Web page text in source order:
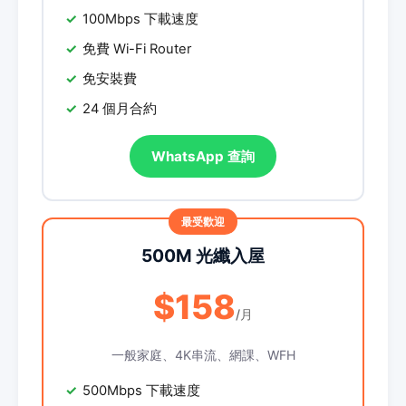
100Mbps 下載速度
免費 Wi-Fi Router
免安裝費
24 個月合約
WhatsApp 查詢
500M 光纖入屋
$158/月
一般家庭、4K串流、網課、WFH
500Mbps 下載速度